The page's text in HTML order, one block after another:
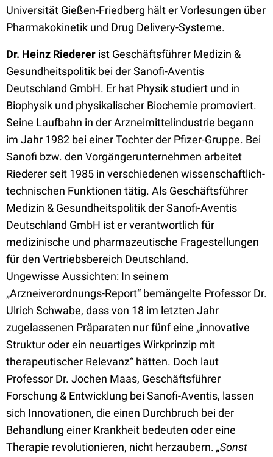
Universität Gießen-Friedberg hält er Vorlesungen über
Pharmakokinetik und Drug Delivery-Systeme.
Dr. Heinz Riederer ist Geschäftsführer Medizin &
Gesundheitspolitik bei der Sanofi-Aventis
Deutschland GmbH. Er hat Physik studiert und in
Biophysik und physikalischer Biochemie promoviert.
Seine Laufbahn in der Arzneimittelindustrie begann
im Jahr 1982 bei einer Tochter der Pfizer-Gruppe. Bei
Sanofi bzw. den Vorgängerunternehmen arbeitet
Riederer seit 1985 in verschiedenen wissenschaftlich-
technischen Funktionen tätig. Als Geschäftsführer
Medizin & Gesundheitspolitik der Sanofi-Aventis
Deutschland GmbH ist er verantwortlich für
medizinische und pharmazeutische Fragestellungen
für den Vertriebsbereich Deutschland.
Ungewisse Aussichten: In seinem
„Arzneiverordnungs-Report“ bemängelte Professor Dr.
Ulrich Schwabe, dass von 18 im letzten Jahr
zugelassenen Präparaten nur fünf eine „innovative
Struktur oder ein neuartiges Wirkprinzip mit
therapeutischer Relevanz“ hätten. Doch laut
Professor Dr. Jochen Maas, Geschäftsführer
Forschung & Entwicklung bei Sanofi-Aventis, lassen
sich Innovationen, die einen Durchbruch bei der
Behandlung einer Krankheit bedeuten oder eine
Therapie revolutionieren, nicht herzaubern. „Sonst